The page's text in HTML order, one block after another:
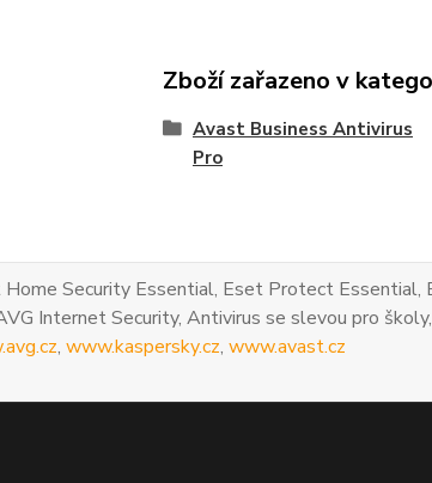
Zboží zařazeno v
Avast Business Antivirus
Pro
Security Essential, Eset Protect
Internet Security, Antivirus se slevou pro
, www.kaspersky.cz, www.avast.cz